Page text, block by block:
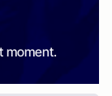
moment.